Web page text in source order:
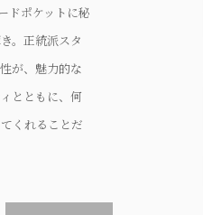
ドポケットに秘
。正統派スタ
が、魅力的な
とともに、何
くれることだ